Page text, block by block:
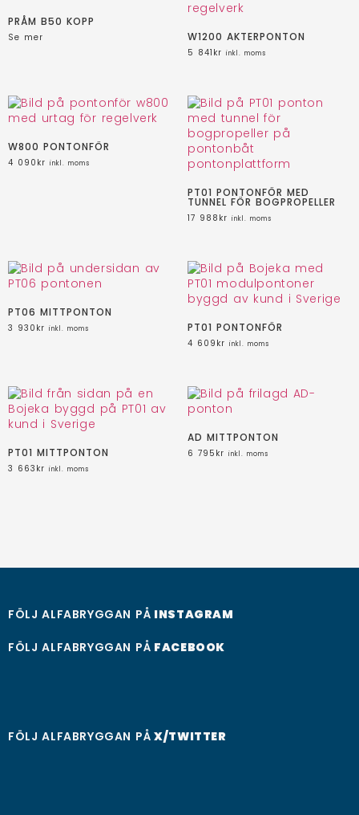
PRÅM B50 KOPP
Se mer W1200 AKTERPONTON
5 841 kr inkl. moms
W800 PONTONFÖR
4 090 kr inkl. moms
PT01 PONTONFÖR MED
TUNNEL FÖR BOGPROPELLER
17 988 kr inkl. moms
PT06 MITTPONTON
3 930 kr inkl. moms PT01 PONTONFÖR
4 609 kr inkl. moms
PT01 MITTPONTON
3 663 kr inkl. moms
AD MITTPONTON
6 795 kr inkl. moms
FÖLJ ALFABRYGGAN PÅ INSTAGRAM
FÖLJ ALFABRYGGAN PÅ FACEBOOK
FÖLJ ALFABRYGGAN PÅ X/TWITTER